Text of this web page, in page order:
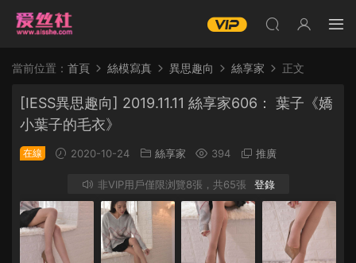
當前位置： 首頁 絲模寫真 異思趣向 絲享家 正文
[IESS異思趣向] 2019.11.11 絲享家606： 葉子《嬌
小葉子的毛衣》
在線 2020-10-24 絲享家 394 推廣
非VIP用戶僅限浏覽8張，共65張 登錄